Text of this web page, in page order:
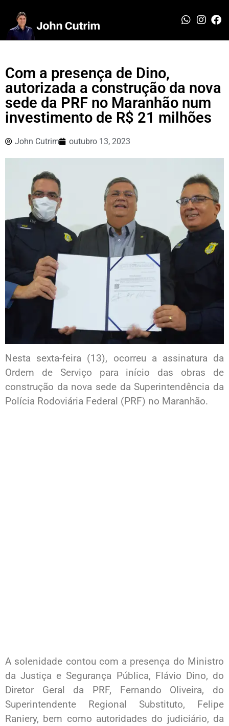
Com a presença de Dino,
autorizada a construção da nova
sede da PRF no Maranhão num
investimento de R$ 21 milhões
John Cutrim outubro 13, 2023
Nesta sexta-feira (13), ocorreu a assinatura da
Ordem de Serviço para início das obras de
construção da nova sede da Superintendência da
Polícia Rodoviária Federal (PRF) no Maranhão.
A solenidade contou com a presença do Ministro
da Justiça e Segurança Pública, Flávio Dino, do
Diretor Geral da PRF, Fernando Oliveira, do
Superintendente Regional Substituto, Felipe
Raniery, bem como autoridades do judiciário, da